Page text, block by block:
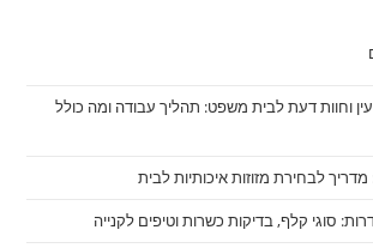
וחוות דעת לבית משפט: תהליך עבודה ומה כולל
מדריך לבחירת מזוזות איכותיות לבית
סוגי קלף, בדיקות כשרות וטיפים לקנייה